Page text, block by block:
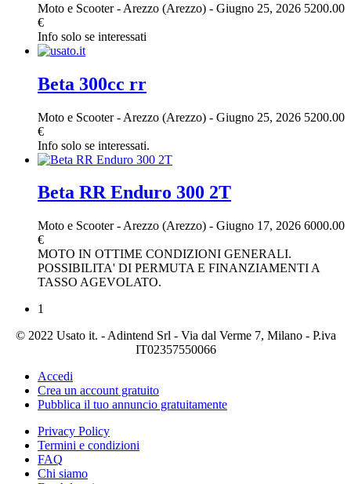
Moto e Scooter- Arezzo (Arezzo) - Giugno 25, 2026 5200.00
€
Info solo se interessati
Beta 300cc rr
Moto e Scooter- Arezzo (Arezzo) - Giugno 25, 2026 5200.00
€
Info solo se interessati.
Beta RR Enduro 300 2T
Moto e Scooter- Arezzo (Arezzo) - Giugno 17, 2026 6000.00
€
MOTO IN OTTIME CONDIZIONI GENERALI.
POSSIBILITA' DI PERMUTA E FINANZIAMENTI A
TASSO AGEVOLATO.
1
© 2022 Usato it. - Adintend Srl - Via dal Verme 7, Milano - P.iva
IT02357550066
Accedi
Crea un account gratuito
Pubblica il tuo annuncio gratuitamente
Privacy Policy
Termini e condizioni
FAQ
Chi siamo